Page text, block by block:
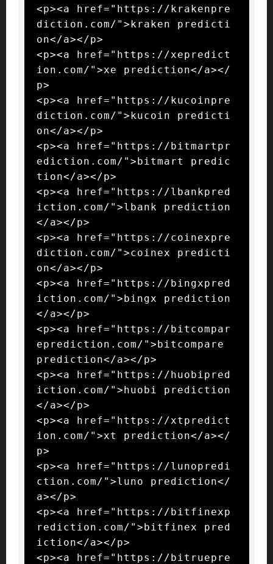
<p><a href="https://krakenpre
diction.com/">kraken predicti
on</a></p>
<p><a href="https://xepredict
ion.com/">xe prediction</a></
p>
<p><a href="https://kucoinpre
diction.com/">kucoin predicti
on</a></p>
<p><a href="https://bitmartpr
ediction.com/">bitmart predic
tion</a></p>
<p><a href="https://lbankpred
iction.com/">lbank prediction
</a></p>
<p><a href="https://coinexpre
diction.com/">coinex predicti
on</a></p>
<p><a href="https://bingxpred
iction.com/">bingx prediction
</a></p>
<p><a href="https://bitcompar
eprediction.com/">bitcompare
prediction</a></p>
<p><a href="https://huobipred
iction.com/">huobi prediction
</a></p>
<p><a href="https://xtpredict
ion.com/">xt prediction</a></
p>
<p><a href="https://lunopredi
ction.com/">luno prediction</
a></p>
<p><a href="https://bitfinexp
rediction.com/">bitfinex pred
iction</a></p>
<p><a href="https://bitruepre